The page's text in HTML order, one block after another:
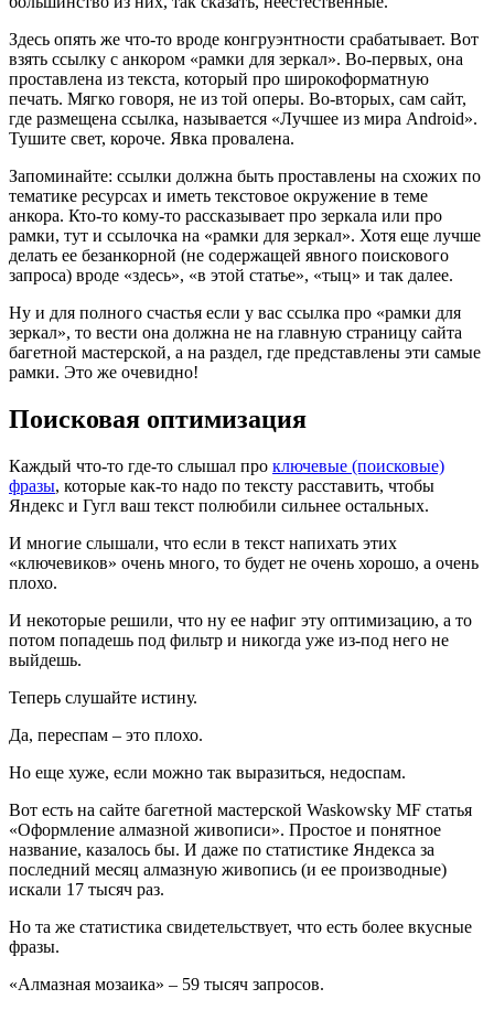
Здесь опять же что-то вроде конгруэнтности срабатывает. Вот
взять ссылку с анкором «рамки для зеркал». Во-первых, она
проставлена из текста, который про широкоформатную
печать. Мягко говоря, не из той оперы. Во-вторых, сам сайт,
где размещена ссылка, называется «Лучшее из мира Android».
Тушите свет, короче. Явка провалена.
Запоминайте: ссылки должна быть проставлены на схожих по
тематике ресурсах и иметь текстовое окружение в теме
анкора. Кто-то кому-то рассказывает про зеркала или про
рамки, тут и ссылочка на «рамки для зеркал». Хотя еще лучше
делать ее безанкорной (не содержащей явного поискового
запроса) вроде «здесь», «в этой статье», «тыц» и так далее.
Ну и для полного счастья если у вас ссылка про «рамки для
зеркал», то вести она должна не на главную страницу сайта
багетной мастерской, а на раздел, где представлены эти самые
рамки. Это же очевидно!
Поисковая оптимизация
Каждый что-то где-то слышал про ключевые (поисковые)
фразы, которые как-то надо по тексту расставить, чтобы
Яндекс и Гугл ваш текст полюбили сильнее остальных.
И многие слышали, что если в текст напихать этих
«ключевиков» очень много, то будет не очень хорошо, а очень
плохо.
И некоторые решили, что ну ее нафиг эту оптимизацию, а то
потом попадешь под фильтр и никогда уже из-под него не
выйдешь.
Теперь слушайте истину.
Да, переспам – это плохо.
Но еще хуже, если можно так выразиться, недоспам.
Вот есть на сайте багетной мастерской Waskowsky MF статья
«Оформление алмазной живописи». Простое и понятное
название, казалось бы. И даже по статистике Яндекса за
последний месяц алмазную живопись (и ее производные)
искали 17 тысяч раз.
Но та же статистика свидетельствует, что есть более вкусные
фразы.
«Алмазная мозаика» – 59 тысяч запросов.